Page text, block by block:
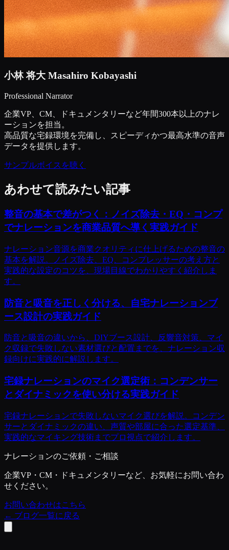
小林 将大 Masahiro Kobayashi
Professional Narrator
企業VP、CM、ドキュメンタリーなど年間300本以上のナレ
ーションを担当。
高品質な宅録環境を完備し、スピーディかつ最高水準の音声
データを提供します。
サンプルボイスを聴く
あわせて読みたい記事
整音の基本で差がつく：ノイズ除去・EQ・コンプ
でナレーションを商業品質へ導く実践ガイド
ナレーション音源を商業クオリティに仕上げるための整音の
基本を解説。ノイズ除去、EQ、コンプレッサーの考え方と
実践的な設定のコツを、現場目線でわかりやすく紹介しま
す。
防音と吸音を正しく分ける、自宅ナレーションブ
ース設計の実践ガイド
防音と吸音の違いから、DIYブース設計、反響音対策、マイ
ク収録で失敗しない素材選びと配置までを、ナレーション収
録向けに実践的に解説します。
宅録ナレーションのマイク選定術：コンデンサー
とダイナミックを使い分ける実践ガイド
宅録ナレーションで失敗しないマイク選びを解説。コンデン
サーとダイナミックの違い、声質や部屋に合った選定基準、
実践的なマイキング技術までプロ視点で紹介します。
ナレーションのご依頼・ご相談
企業VP・CM・ドキュメンタリーなど、お気軽にお問い合わ
せください。
お問い合わせはこちら
← ブログ一覧に戻る